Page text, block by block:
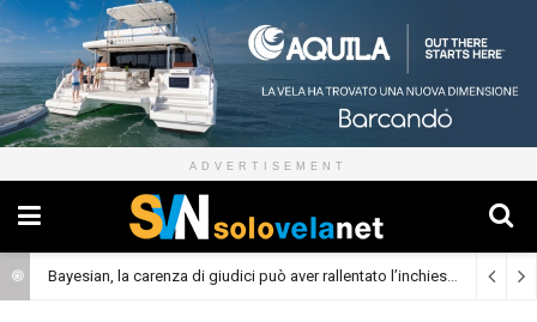
ADVERTISEMENT
Bayesian, la carenza di giudici può aver rallentato l’inchiesta (Cronaca)